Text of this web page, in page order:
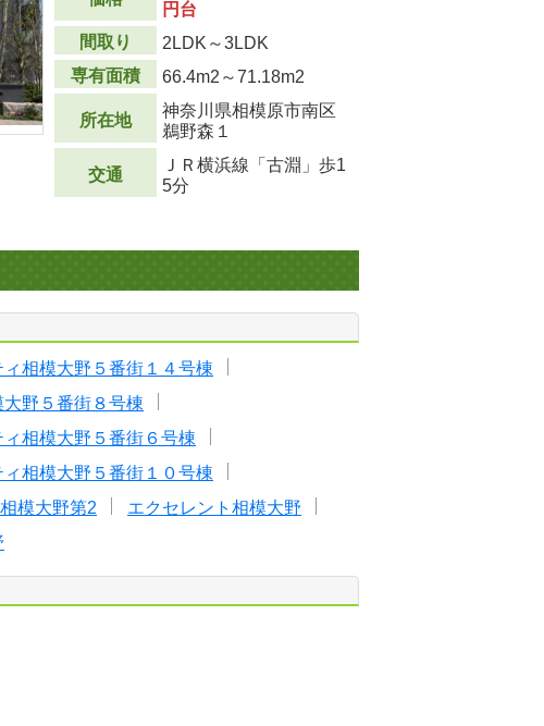
円台
間取り
2LDK～3LDK
専有面積
66.4m2 ～71.18m2
所在地
神奈川県相模原市南区
鵜野森１
交通
ＪＲ横浜線「古淵」歩1
5分
ィ相模大野５番街１４号棟
野５番街８号棟
ィ相模大野５番街６号棟
ィ相模大野５番街１０号棟
模大野第2
エクセレント相模大野